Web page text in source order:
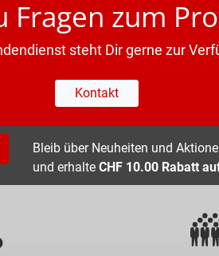
Fragen zum
steht Dir gerne zur
Kontakt
Bleib über Neuheiten und
und erhalte CHF 10.00 Rabatt